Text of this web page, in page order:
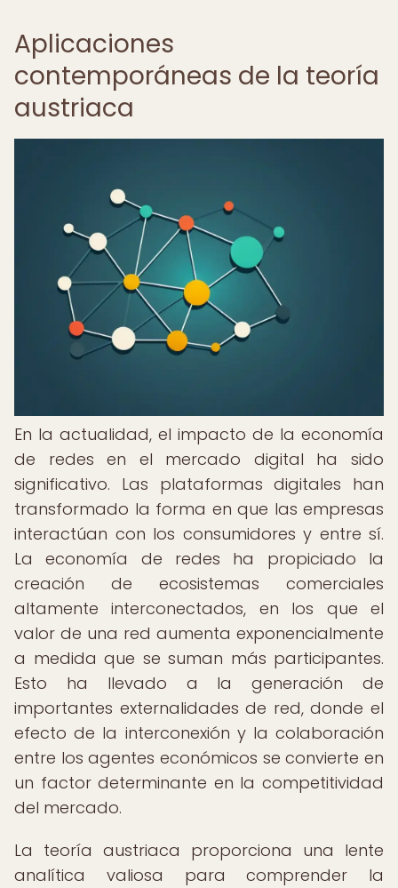
Aplicaciones
contemporáneas de la teoría
austriaca
En la actualidad, el impacto de la economía
de redes en el mercado digital ha sido
significativo. Las plataformas digitales han
transformado la forma en que las empresas
interactúan con los consumidores y entre sí.
La economía de redes ha propiciado la
creación de ecosistemas comerciales
altamente interconectados, en los que el
valor de una red aumenta exponencialmente
a medida que se suman más participantes.
Esto ha llevado a la generación de
importantes externalidades de red, donde el
efecto de la interconexión y la colaboración
entre los agentes económicos se convierte en
un factor determinante en la competitividad
del mercado.
La teoría austriaca proporciona una lente
analítica valiosa para comprender la